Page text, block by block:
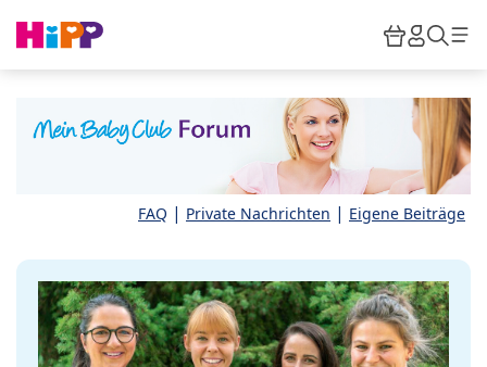
HiPP
FAQ | Private Nachrichten | Eigene Beiträge